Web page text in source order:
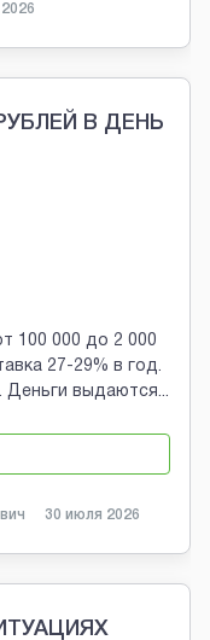
В ДЕНЬ
100 000 до 2 000
27-29% в год.
Деньги выдаются...
30 июля 2026